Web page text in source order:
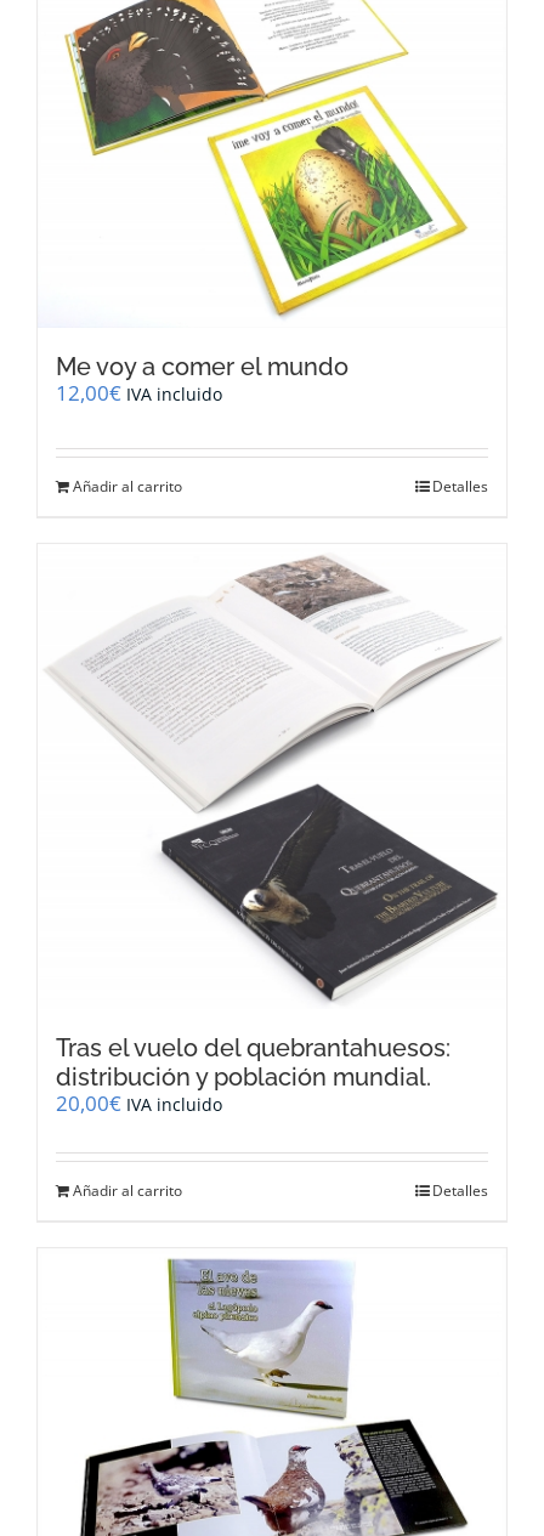
Me voy a comer el mundo
12,00€ IVA incluido
Añadir al carrito Detalles
Tras el vuelo del quebrantahuesos:
distribución y población mundial.
20,00€ IVA incluido
Añadir al carrito Detalles